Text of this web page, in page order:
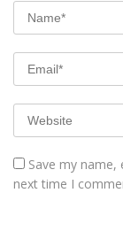
Save my
next time I